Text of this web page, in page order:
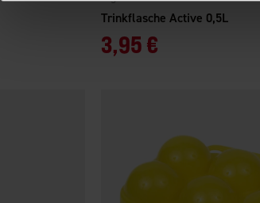
Trinkflasche Active 0,5L
3,95 €